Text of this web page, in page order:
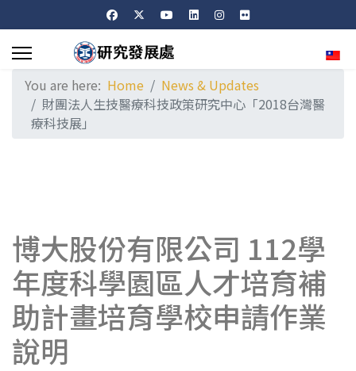
You are here: Home
News & Updates
財團法人生技醫療科技政策研究中心「2018台灣醫
療科技展」
博大股份有限公司 112學
年度科學園區人才培育補
助計畫培育學校申請作業
說明